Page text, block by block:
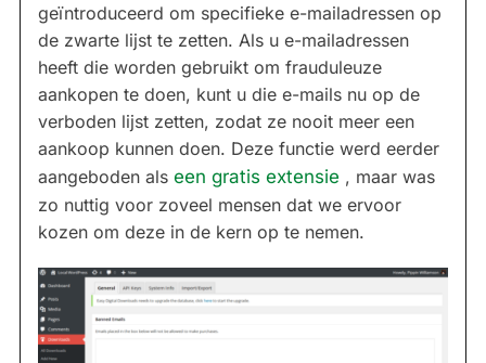
geïntroduceerd om specifieke e-mailadressen op
de zwarte lijst te zetten. Als u e-mailadressen
heeft die worden gebruikt om frauduleuze
aankopen te doen, kunt u die e-mails nu op de
verboden lijst zetten, zodat ze nooit meer een
aankoop kunnen doen. Deze functie werd eerder
aangeboden als een gratis extensie , maar was
zo nuttig voor zoveel mensen dat we ervoor
kozen om deze in de kern op te nemen.